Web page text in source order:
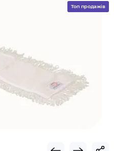
Топ продажів